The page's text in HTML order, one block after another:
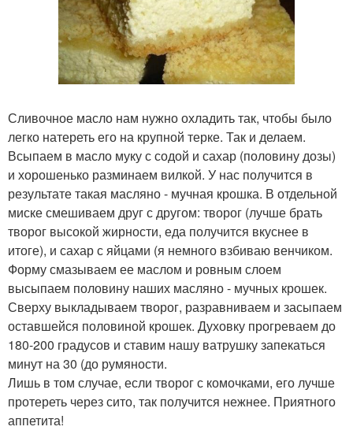
Сливочное масло нам нужно охладить так, чтобы было
легко натереть его на крупной терке. Так и делаем.
Всыпаем в масло муку с содой и сахар (половину дозы)
и хорошенько разминаем вилкой. У нас получится в
результате такая масляно - мучная крошка. В отдельной
миске смешиваем друг с другом: творог (лучше брать
творог высокой жирности, еда получится вкуснее в
итоге), и сахар с яйцами (я немного взбиваю венчиком.
Форму смазываем ее маслом и ровным слоем
высыпаем половину наших масляно - мучных крошек.
Сверху выкладываем творог, разравниваем и засыпаем
оставшейся половиной крошек. Духовку прогреваем до
180-200 градусов и ставим нашу ватрушку запекаться
минут на 30 (до румяности.
Лишь в том случае, если творог с комочками, его лучше
протереть через сито, так получится нежнее. Приятного
аппетита!